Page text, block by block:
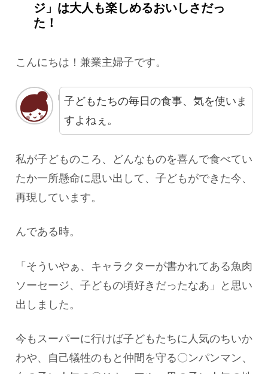
ジ」は大人も楽しめるおいしさだっ
た！
こんにちは！兼業主婦子です。
子どもたちの毎日の食事、気を使いま
すよねぇ。
私が子どものころ、どんなものを喜んで食べてい
たか一所懸命に思い出して、子どもができた今、
再現しています。
んである時。
「そういやぁ、キャラクターが書かれてある魚肉
ソーセージ、子どもの頃好きだったなあ」と思い
出しました。
今もスーパーに行けば子どもたちに人気のちいか
わや、自己犠牲のもと仲間を守る〇ンパンマン、